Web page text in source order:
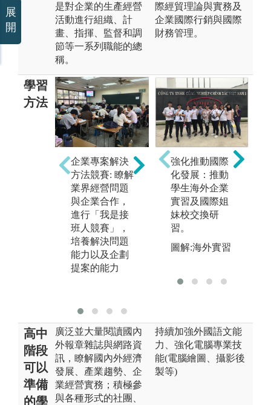
是對企業的生產經營
活動進行組織、計
畫、指揮、監督和調
節等一系列職能的總
稱。
際經貿理論與實務及
企業國際行銷與國際
財務管理。
學習
方法
企業專案解決
方法競賽: 瞭解
業界經營問題
與企業合作，
進行「我是接
班人競賽」，
培養解決問題
能力以及企劃
提案的能力
個案分析或研
討: 針對國內外
實務教學個
案，學生進行
分組討論，培
養分析解決問
題、溝通協
調、團隊合
能力。
強化推動國際
化發展：推動
學生海外企業
實習及國際姐
妹校交換研
習。
圖解:海外實習
高中
階段
可以
準備
的學
廣泛並大量閱讀國內
外報章雜誌與網路資
訊，瞭解國內外經濟
發展、產業趨勢、企
業經營實務；積極參
與各種形式的社團、
持續加強外國語文能
力、強化電腦專業技
能(電腦繪圖、攝影後
製等)
展
開